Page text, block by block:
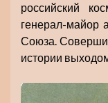
российский
генерал-майор
Союза.
истории